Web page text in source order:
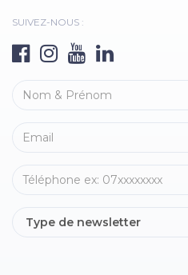
SUIVEZ-NOUS :